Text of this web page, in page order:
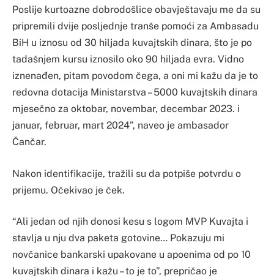
Poslije kurtoazne dobrodošlice obavještavaju me da su
pripremili dvije posljednje tranše pomoći za Ambasadu
BiH u iznosu od 30 hiljada kuvajtskih dinara, što je po
tadašnjem kursu iznosilo oko 90 hiljada evra. Vidno
iznenađen, pitam povodom čega, a oni mi kažu da je to
redovna dotacija Ministarstva – 5000 kuvajtskih dinara
mjesečno za oktobar, novembar, decembar 2023. i
januar, februar, mart 2024”, naveo je ambasador
Čančar.
Nakon identifikacije, tražili su da potpiše potvrdu o
prijemu. Očekivao je ček.
“Ali jedan od njih donosi kesu s logom MVP Kuvajta i
stavlja u nju dva paketa gotovine… Pokazuju mi
novčanice bankarski upakovane u apoenima od po 10
kuvajtskih dinara i kažu – to je to”, prepričao je